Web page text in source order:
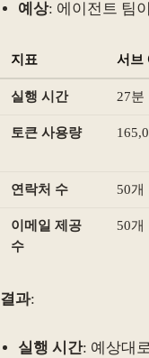
예상: 에이전트 팀
지표 서브
실행 시간 27분
토큰 사용량
연락처 수 50개
이메일 제공
수
50개
결과:
실행 시간: 예상대